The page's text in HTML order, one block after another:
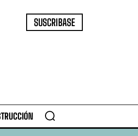
SUSCRIBASE